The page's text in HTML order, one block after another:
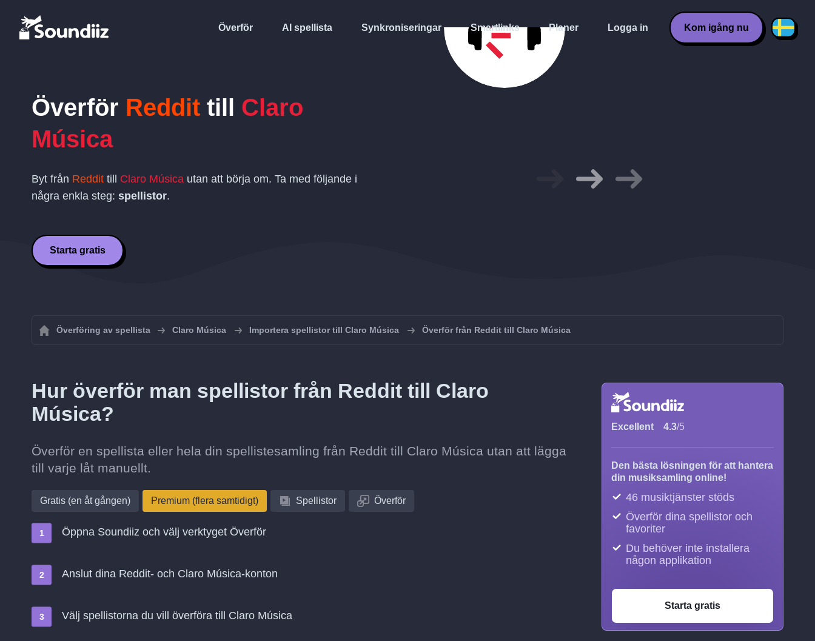
Överför AI spellista Synkroniseringar Smartlinks Planer Logga in Kom igång nu
Överför Reddit till Claro
Música
Byt från Reddit till Claro Música utan att börja om. Ta med följande i
några enkla steg: spellistor.
Starta gratis
Överföring av spellista Claro Música Importera spellistor till Claro Música Överför från Reddit till Claro Música
Hur överför man spellistor från Reddit till Claro
Música?
Överför en spellista eller hela din spellistesamling från Reddit till Claro Música utan att lägga
till varje låt manuellt.
Gratis (en åt gången) Premium (flera samtidigt) Spellistor Överför
Öppna Soundiiz och välj verktyget Överför
Anslut dina Reddit- och Claro Música-konton
Välj spellistorna du vill överföra till Claro Música
Excellent 4.3/5
Den bästa lösningen för att hantera
din musiksamling online!
46 musiktjänster stöds
Överför dina spellistor och
favoriter
Du behöver inte installera
någon applikation
Starta gratis